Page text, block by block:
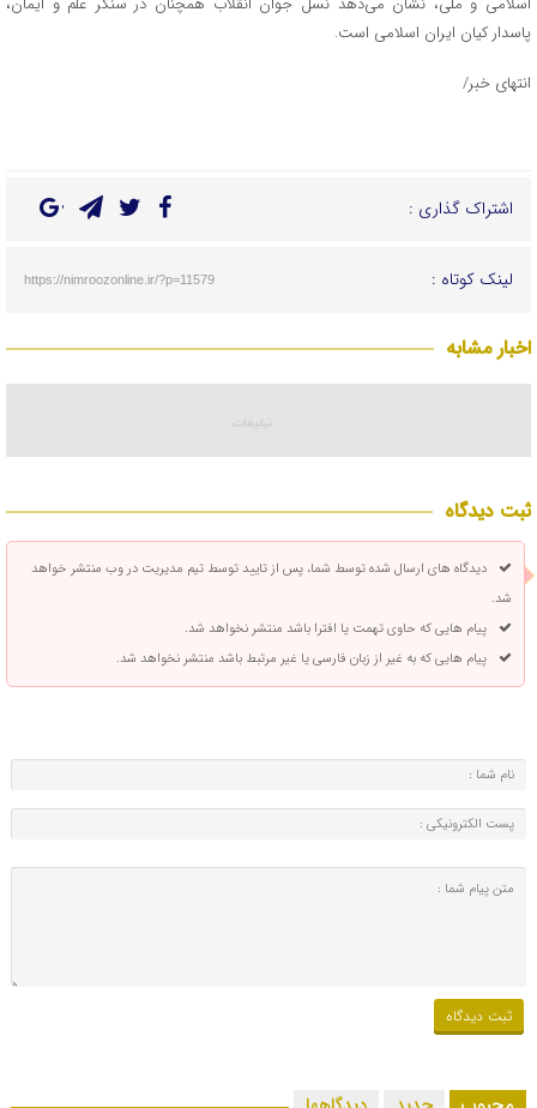
پاسدار کیان ایران اسلامی است.
انتهای خبر/
اشتراک گذاری :
لینک کوتاه : https://nimroozonline.ir/?p=11579
اخبار مشابه
ثبت دیدگاه
دیدگاه های ارسال شده توسط شما، پس از تایید توسط تیم مدیریت در وب منتشر خواهد
شد.
پیام هایی که حاوی تهمت یا افترا باشد منتشر نخواهد شد.
پیام هایی که به غیر از زبان فارسی یا غیر مرتبط باشد منتشر نخواهد شد.